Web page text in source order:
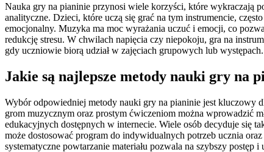
Nauka gry na pianinie przynosi wiele korzyści, które wykraczają
analityczne. Dzieci, które uczą się grać na tym instrumencie,
emocjonalny. Muzyka ma moc wyrażania uczuć i emocji, co
redukcję stresu. W chwilach napięcia czy niepokoju, gra na
gdy uczniowie biorą udział w zajęciach grupowych lub
Jakie są najlepsze metody nauki gry na
Wybór odpowiedniej metody nauki gry na pianinie jest kluczowy
grom muzycznym oraz prostym ćwiczeniom można wprowadzić
edukacyjnych dostępnych w internecie. Wiele osób decyduje się
może dostosować program do indywidualnych potrzeb ucznia
systematyczne powtarzanie materiału pozwala na szybszy postęp